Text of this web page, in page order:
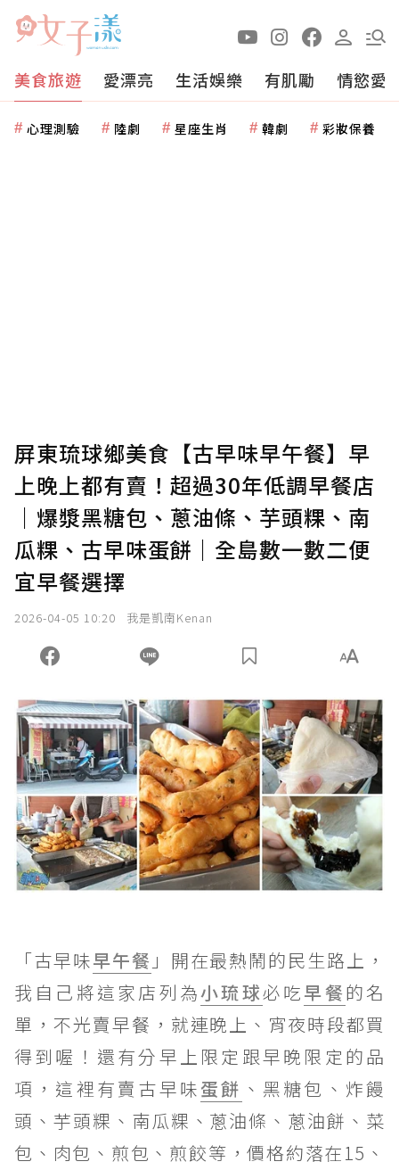
美食旅遊 愛漂亮 生活娛樂 有肌勵 情慾愛
心理測驗 陸劇 星座生肖 韓劇 彩妝保養
屏東琉球鄉美食【古早味早午餐】早
上晚上都有賣！超過30年低調早餐店
｜爆漿黑糖包、蔥油條、芋頭粿、南
瓜粿、古早味蛋餅｜全島數一數二便
宜早餐選擇
2026-04-05 10:20 我是凱南Kenan
「古早味早午餐 」開在最熱鬧的民生路上，
我自己將這家店列為小琉球必吃早餐的名
單，不光賣早餐，就連晚上、宵夜時段都買
得到喔！還有分早上限定跟早晚限定的品
項，這裡有賣古早味蛋餅 、黑糖包、炸饅
頭、芋頭粿、南瓜粿、蔥油條、蔥油餅、菜
包、肉包、煎包、煎餃等，價格約落在15、